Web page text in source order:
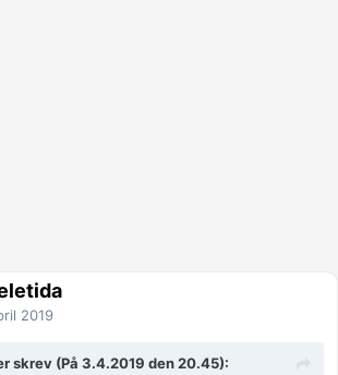
2019
skrev (På 3.4.2019 den 20.45):